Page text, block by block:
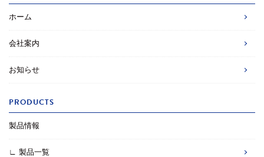
ホーム
会社案内
お知らせ
PRODUCTS
製品情報
∟ 製品一覧